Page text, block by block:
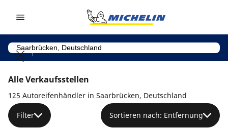
Alle Verkaufsstellen
125 Autoreifenhändler in Saarbrücken, Deutschland
Filter Sortieren nach: Entfernung